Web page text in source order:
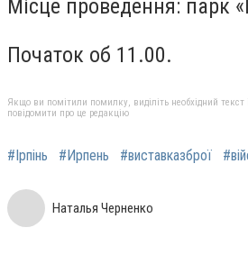
Місце проведення: парк
Початок об 11.00.
Якщо ви помітили помилку, виділіть необхідний текст
повідомити про це редакцію
#Ірпінь #Ирпень #виставказброї
Наталья Черненко